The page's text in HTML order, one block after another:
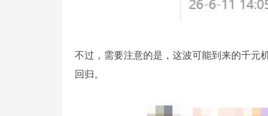
不过，需要注意的是，这波可能到来的千元
回归。